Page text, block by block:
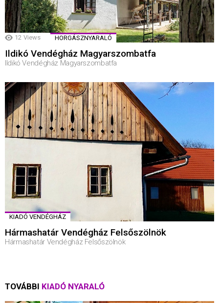
12 Views HORGÁSZNYARALÓ
Ildikó Vendégház Magyarszombatfa
Ildikó Vendégház Magyarszombatfa
KIADÓ VENDÉGHÁZ
Hármashatár Vendégház Felsőszölnök
Hármashatár Vendégház Felsőszölnök
TOVÁBBI KIADÓ NYARALÓ